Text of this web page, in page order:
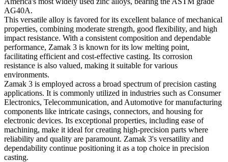
AG40A.
This versatile alloy is favored for its excellent balance of mechanical
properties, combining moderate strength, good flexibility, and high
impact resistance. With a consistent composition and dependable
performance, Zamak 3 is known for its low melting point,
facilitating efficient and cost-effective casting. Its corrosion
resistance is also valued, making it suitable for various
environments.
Zamak 3 is employed across a broad spectrum of precision casting
applications. It is commonly utilized in industries such as Consumer
Electronics, Telecommunication, and Automotive for manufacturing
components like intricate casings, connectors, and housing for
electronic devices. Its exceptional properties, including ease of
machining, make it ideal for creating high-precision parts where
reliability and quality are paramount. Zamak 3's versatility and
dependability continue positioning it as a top choice in precision
casting.